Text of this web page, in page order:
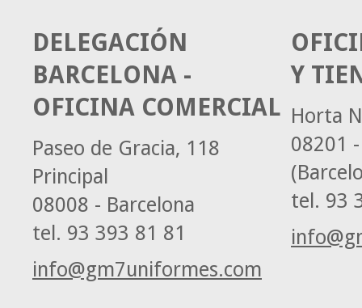
Y
Horta
08201
tel. 93
DELEGACIÓN
BARCELONA -
OFICINA COMERCIAL
Paseo de Gracia, 118
Principal
08008 - Barcelona
tel. 93 393 81 81
info@gm7uniformes.com